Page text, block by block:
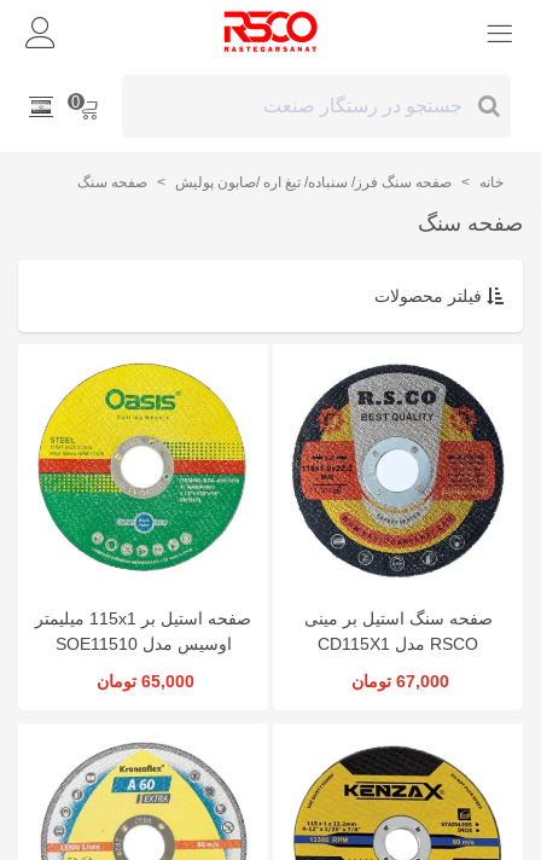
0
خانه > صفحه سنگ فرز/ سنباده/ تیغ اره /صابون پولیش > صفحه سنگ
صفحه سنگ
فیلتر محصولات
صفحه سنگ استیل بر مینی
RSCO مدل CD115X1
67,000 تومان
صفحه استیل بر 115x1 میلیمتر
اوسیس مدل SOE11510
65,000 تومان